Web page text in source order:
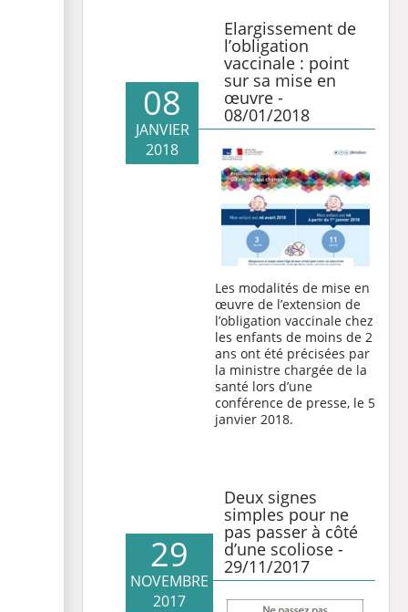
Elargissement de
l’obligation
vaccinale : point
sur sa mise en
œuvre -
08/01/2018
08
JANVIER
2018
Les modalités de mise en
œuvre de l’extension de
l’obligation vaccinale chez
les enfants de moins de 2
ans ont été précisées par
la ministre chargée de la
santé lors d’une
conférence de presse, le 5
janvier 2018.
Deux signes
simples pour ne
pas passer à côté
d’une scoliose -
29/11/2017
29
NOVEMBRE
2017